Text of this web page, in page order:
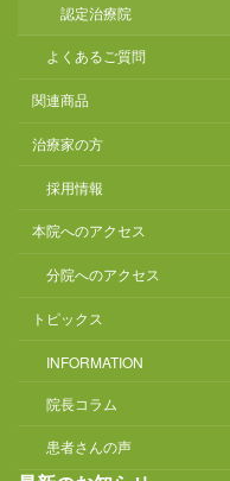
認定治療院
よくあるご質問
関連商品
治療家の方
採用情報
本院へのアクセス
分院へのアクセス
トピックス
INFORMATION
院長コラム
患者さんの声